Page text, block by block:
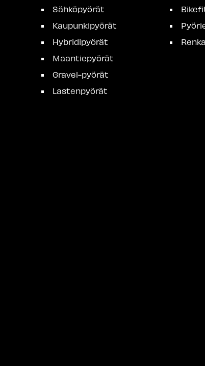
Sähköpyörät
Kaupunkipyörät
Hybridipyörät
Maantiepyörät
Gravel-pyörät
Lastenpyörät